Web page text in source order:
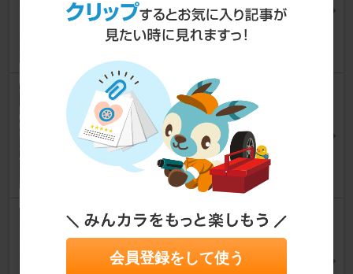
ミラ
こ-だぃさん
0
siecle / ジェイロード MINICON
ミラ
にゃんれおさん
17
WIRUS WIN レーシングマフラ
ー
ミラ
会員登録をして使う